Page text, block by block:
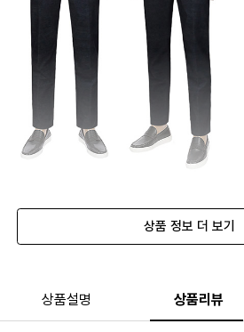
상품 정보 더 보기
상품설명 상품리뷰